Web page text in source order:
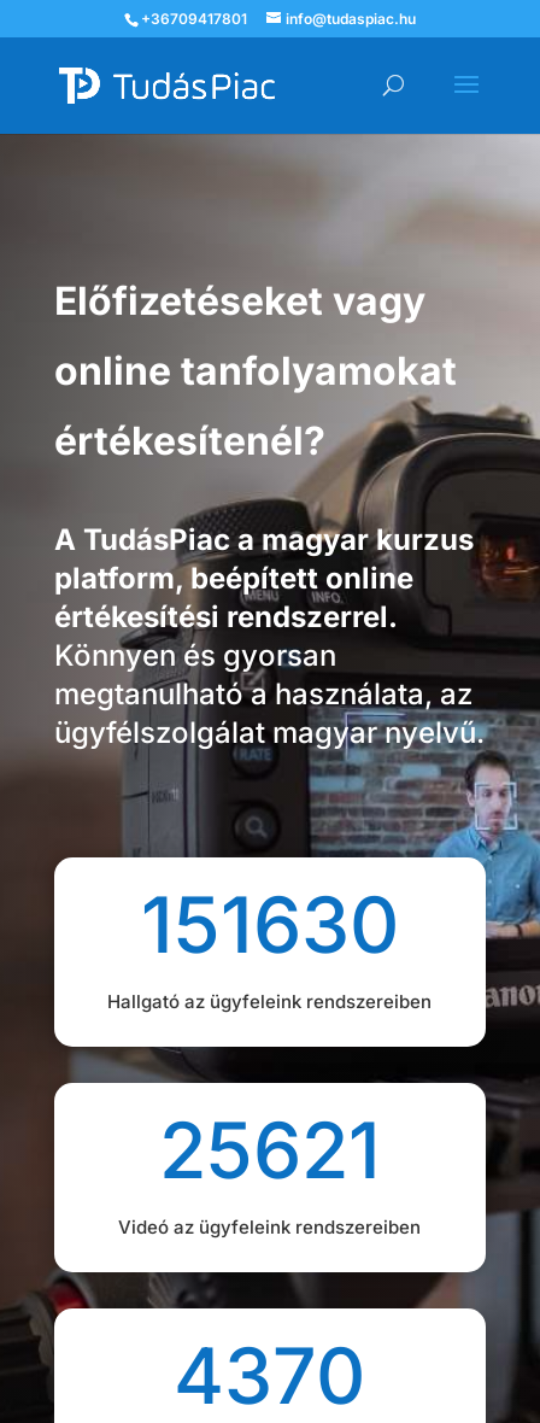
+36709417801 info@tudaspiac.hu
Előfizetéseket vagy
online tanfolyamokat
értékesítenél?
A TudásPiac a magyar kurzus
platform, beépített online
értékesítési rendszerrel.
Könnyen és gyorsan
megtanulható a használata, az
ügyfélszolgálat magyar nyelvű.
151630
Hallgató az ügyfeleink rendszereiben
25621
Videó az ügyfeleink rendszereiben
4370